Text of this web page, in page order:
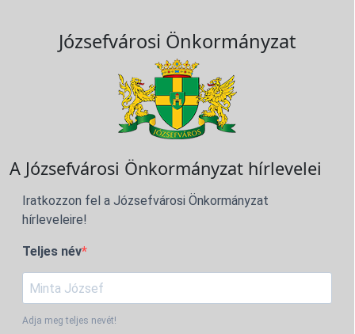
Józsefvárosi Önkormányzat
A Józsefvárosi Önkormányzat hírlevelei
Iratkozzon fel a Józsefvárosi Önkormányzat
hírleveleire!
Teljes név
Adja meg teljes nevét!